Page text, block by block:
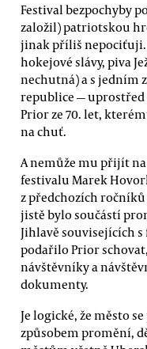
Festival bezpochyby
založil) patriotskou
jinak příliš nepociťuji.
hokejové slávy, piva
nechutná) a s jedním
republice — uprostřed
Prior ze 70. let,
na chuť.
A nemůže mu přijít
festivalu Marek
z předchozích
jistě bylo součástí
Jihlavě souvisejících
podařilo Prior
návštěvníky a
dokumenty.
Je logické, že město
způsobem promění,